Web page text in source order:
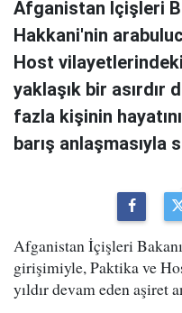
Afganistan İçişleri
Hakkani'nin
Host
yaklaşık bir asırdır
fazla kişinin
barış anlaşmasıyla
Afganistan İçişleri
girişimiyle, Paktika ve
yıldır devam eden aşiret